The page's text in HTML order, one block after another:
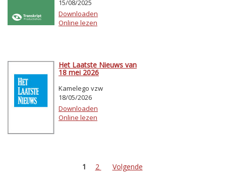
15/08/2025
Downloaden
Online lezen
Het Laatste Nieuws van
18 mei 2026
Kamelego vzw
18/05/2026
Downloaden
Online lezen
1 2 Volgende